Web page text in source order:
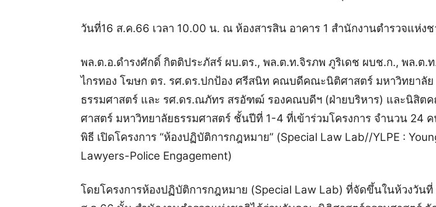
วันที่16 ส.ค.66 เวลา 10.00 น. ณ ห้องสารสิน อาคาร 1 สำนักงานตำรวจแห่ง
พล.ต.อ.ดำรงศักดิ์ กิตติประภัสร์ ผบ.ตร., พล.ต.ท.จิรภพ ภูริเดช ผบช.ก., พล.ต.
ไกรทอง โฆษก ตร. รศ.ดร.ปกป้อง ศรีสนิท คณบดีคณะนิติศาสตร์ มหาวิทยาลัย
ธรรมศาสตร์ และ รศ.ดร.ณภัทร สรอัฑฒ์ รองคณบดีฯ (ฝ่ายบริหาร) และนิสิต
ศาสตร์ มหาวิทยาลัยธรรมศาสตร์ ชั้นปีที่ 1-4 ที่เข้าร่วมโครงการ จำนวน 24 ค
พิธี เปิดโครงการ “ห้องปฏิบัติการกฎหมาย” (Special Law Lab//YLPE :
Lawyers-Police Engagement)
โดยโครงการห้องปฏิบัติการกฎหมาย (Special Law Lab) ที่จัดขึ้นในห้วงวันที่